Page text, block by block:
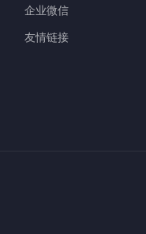
企业微信
友情链接